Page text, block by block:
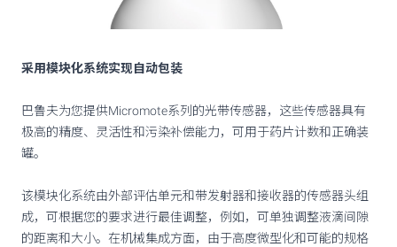
采用模块化系统实现自动包装
巴鲁夫为您提供Micromote系列的光带传感器，这些传感器具有
极高的精度、灵活性和污染补偿能力，可用于药片计数和正确装
罐。
该模块化系统由外部评估单元和带发射器和接收器的传感器头组
成，可根据您的要求进行最佳调整，例如，可单独调整液滴间隙
的距离和大小。在机械集成方面，由于高度微型化和可能的规格